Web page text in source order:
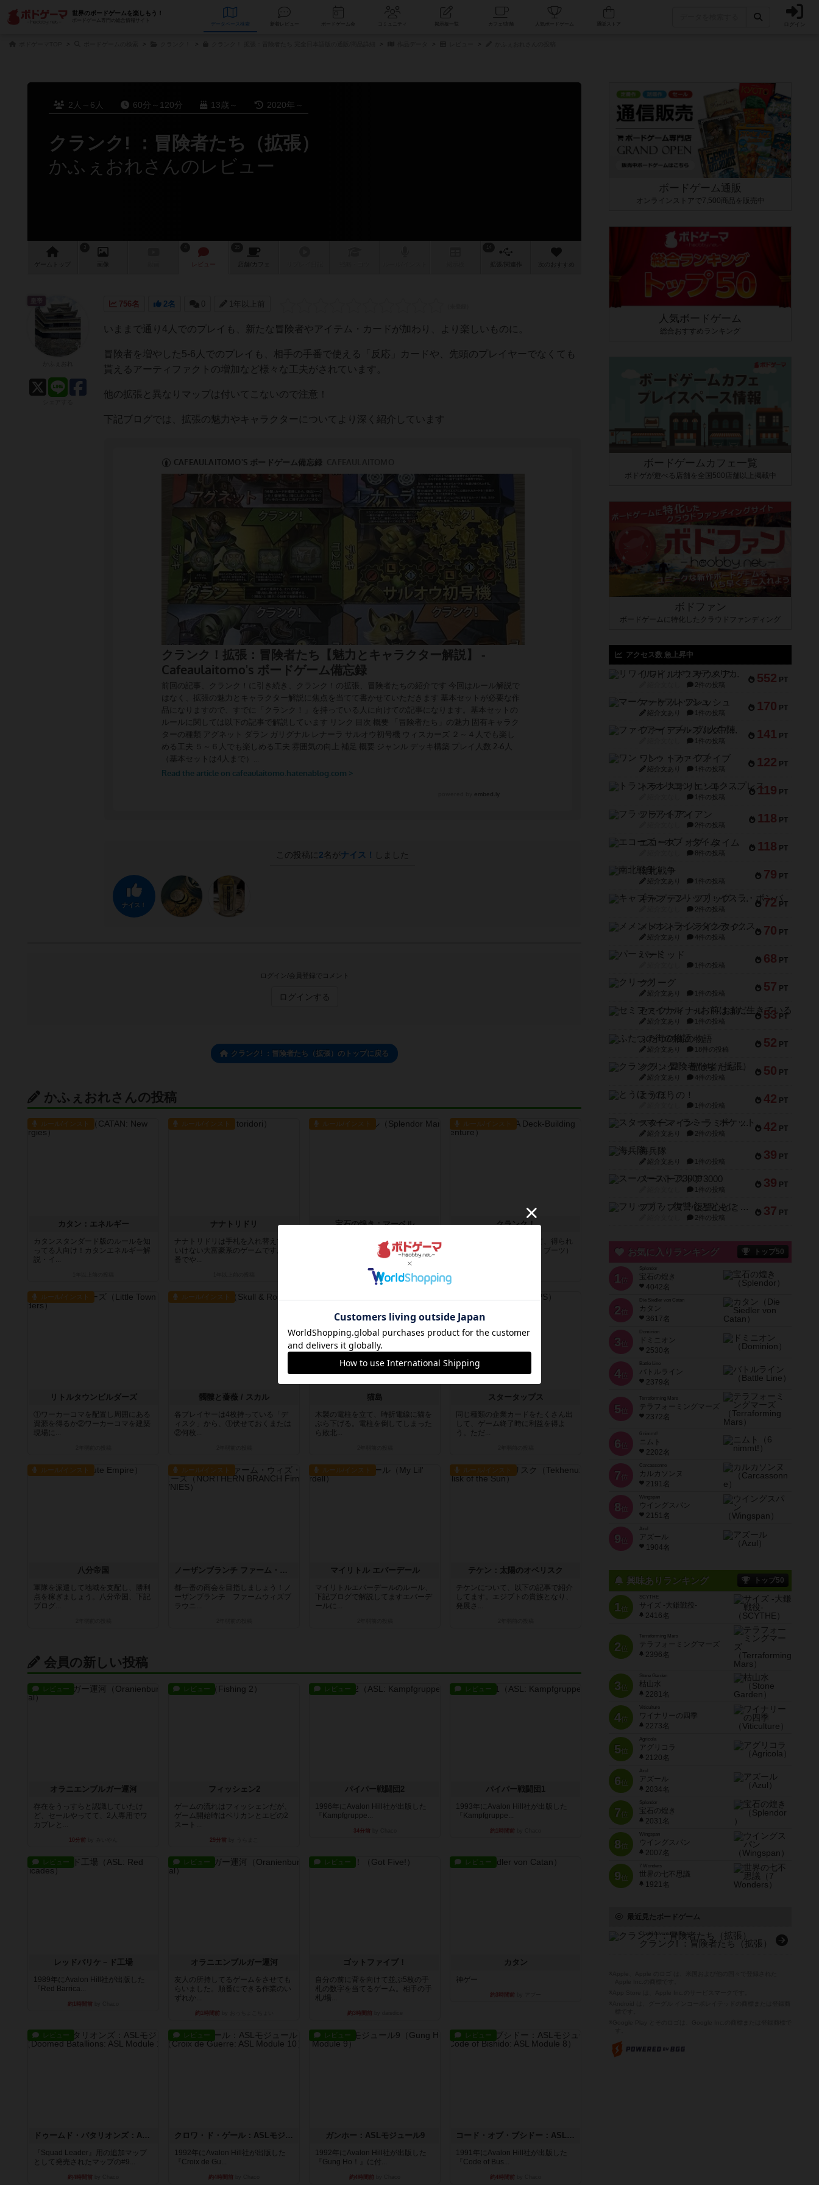
世界のボードゲームを楽しもう！
ボードゲーム専門の総合情報サイト
データベース コミュニティ 人気ボードゲーム ログイン
2人～6人 60分～120分 13歳～ 2020年～
クランク! ：冒険者たち（拡張）
かふぇおれさんのレビュー
ゲーム 画像 レビュー 店舗/ カフェ 作 次のおすすめ
756名 2名 0 1年以上前
いままで通り4人でのプレイも、新たな冒険者やアイテム・カードが加わり、より楽しいものに。
冒険者を増やした5-6人でのプレイも、相手の手番で使える「反応」カードや、先頭のプレイヤーでなくても
貰えるアーティファクトの増加など様々な工夫がされています。
他の拡張と異なりマップは付いてこないので注意！
下記ブログでは、拡張の魅力やキャラクターについてより深く紹介しています
この投稿に 2名がナイス！ しました
ナイス！
皇帝
ログイン/会員登録でコメント
ログインする
クランク! ：冒険者たち（拡張）のトップに戻る
かふぇおれさんの投稿
ルール/インスト
カタン：エネルギー
カタンスタンダード版のルールを知
ってる人向け！カタンエネルギー解
説・イ...
ルール/インスト
ナナトリドリ
ナナトリドリは手札を入れ替えては
いけない大富豪系のゲームです。手
番でや...
ルール/インスト
宝石の煌き：マーベル
「宝石の煌き」のマーベル版といわ
れるゲーム、スプレンダーマーベ
1年以上前 の投稿
ルール/インスト
クランク！
手札（５枚）をプレイして、得られ
たリソース（スキル・剣・ブーツ）
ルール/インスト
リトルタウンビルダーズ
①ワーカーコマを配置し周囲にある
資源を得るか②ワーカーコマを建築
現場に...
ルール/インスト
髑髏と薔薇 / スカル
各プレイヤーは4枚持っている「デ
ィスク」から、①伏せておくまたは
②何枚...
猫島
木製の電柱を立て、時折電線に猫を
ぶら下げる。電柱を倒してしまった
ら敗北...
スタータップス
同じ種類の企業カードをたくさん出
して、ゲーム終了時に利益を得よ
う。ただ...
ルール/インスト
八分帝国
軍隊を派遣して地域を支配し、勝利
点を稼ぎましょう。八分帝国、下記
ブログ...
ルール/インスト
ノーザンブランチ ファーム・ウィズ・ブラウニーズ
都一番の商会を目指しましょう！ノ
ーザンブランチ ファームウィズブ
ラウニ...
ルール/インスト
マイリトル エバーデール
マイリトルエバーデールのルール、
下記ブログで解説してますエバーデ
ールに...
ルール/インスト
テケン：太陽のオベリスク
テケンについて、以下の記事で紹介
してます。エジプトの貴族となり、
発展さ...
会員の新しい投稿
レビュー
オラニエンブルガー運河
存在をうっすらと認識していたけ
ど、セールやってて、2人専用でワ
カプレと...
10分前
レビュー
フィッシェン2
ゲームの流れはフィッシェンだが、
ゲーム開始時はペリカンとエビの2
スート...
29分前
レビュー
パイパー戦闘団2
1996年にAvalon Hill社が出版した
『Kampfgruppe...
34分前
レビュー
パイパー戦闘団1
1993年にAvalon Hill社が出版した
『Kampfgruppe...
約1時間前
レビュー
レッドバリケ－ド工場
1989年にAvalon Hill社が出版した
『Red Barrica...
約1時間前
レビュー
オラニエンブルガー運河
友人の所持してるゲームをさせても
らいました。順番にできる作業のい
ずれか...
約1時間前
レビュー
ゴットファイブ！
自分の前に背を向けて並ぶ5枚の手
札の数字を当てるゲーム。相手の手
札/場...
約3時間前
レビュー
カタン
神ゲー
約3時間前
レビュー
ドゥームド・バタリオンズ：ASLモジュール11
『Squad Leader』用の追加マップ
として発売されたマップの#9...
約4時間前
レビュー
クロワ・ド・ゲール：ASLモジュール10
1992年にAvalon Hill社が出版した
『Croix de Gu...
約4時間前
レビュー
ガンホー：ASLモジュール9
1992年にAvalon Hill社が出版した
『Gung Ho！』に付...
約4時間前
レビュー
コード・オブ・ブシドー：ASLモジュール8
1991年にAvalon Hill社が出版した
『Code of Bus...
約4時間前
ボードゲーム通販
オンラインストアで7,500商品を販売中
人気ボードゲーム
総合おすすめランキング
ボードゲームカフェ一覧
ボドゲが遊べる店舗を全国500店舗以上掲載中
ボドファン
ボードゲームに特化したクラウドファンディング
アクセス数 急上昇中
552 PT
リワイルド：サウスアメリカ
2件の投稿
170 PT
マーケットフレッシュ
紹介文あり 1件の投稿
141 PT
ファイアー・ブルズ / 火牛陣
1件の投稿
122 PT
ワン・トゥ・ファイブ
紹介文あり 1件の投稿
119 PT
トランスオリエント・エクスプレス
1件の投稿
118 PT
フラットアイアン
2件の投稿
118 PT
エコーズ・オブ・タイム
8件の投稿
79 PT
南北戦争
紹介文あり 1件の投稿
72 PT
キャプテン・フリップ：イスラ・ボンバ
2件の投稿
70 PT
メメントオンラインタクティクス
紹介文あり 4件の投稿
68 PT
パーミッド
1件の投稿
57 PT
クリーグ
紹介文あり 1件の投稿
53 PT
セミファイナル ～お前はまだ生きている～
紹介文あり 1件の投稿
52 PT
ふたつの街の物語
紹介文あり 18件の投稿
50 PT
クランク! ：冒険者たち（拡張）
紹介文あり 4件の投稿
42 PT
とうほうの！
1件の投稿
42 PT
スターマイン・ラミー ポケット
紹介文あり 2件の投稿
39 PT
海兵隊
紹介文あり 1件の投稿
39 PT
スーパーストア3000
1件の投稿
37 PT
フリップ７：復讐心とともに
2件の投稿
お気に入りランキング トップ50
1 位
宝石の煌き
4042名
2 位
Die Siedler von Catan
カタン
3617名
3 位
ドミニオン
2530名
4位
Battle Line
バトルライン
2379名
5 位
Terraforming Mars
テラフォーミングマーズ
2372名
6 位
ニムト
2202名
7 位
Carcassonne
カルカソンヌ
2191名
8 位
Wingspan
ウイングスパン
2151名
9 位
Azul
アズール
1904名
興味ありランキング トップ50
1位
SCYTHE
サイズ -大鎌戦役-
2416名
2位
Terraforming Mars
テラフォーミングマーズ
2396名
3位
Stone Garden
枯山水
2281名
4位
Viticulture
ワイナリーの四季
2273名
5位
Agricola
アグリコラ
2120名
6位
Azul
アズール
2034名
7位
宝石の煌き
2031名
8位
Wingspan
ウイングスパン
2007名
9位
7 Wonders
世界の七不思議
1921名
最近見たボードゲーム
Clank! Adventuring Party
クランク! ：冒険者たち（拡張）